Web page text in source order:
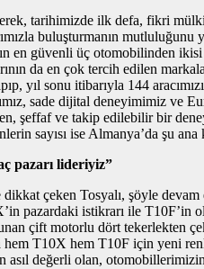
tarihimizde ilk defa, fikri
buluşturmanın
en güvenli üç otomobilinden
da en çok tercih edilen
yıl sonu itibarıyla 144
sade dijital deneyimimiz ve
şeffaf ve takip edilebilir bir
sayısı ise Almanya’da şu
pazarı lideriyiz”
çeken Tosyalı, şöyle
pazardaki istikrarı ile T10F’in
çift motorlu dört tekerlekten
hem T10X hem T10F için yeni
asıl değerli olan,